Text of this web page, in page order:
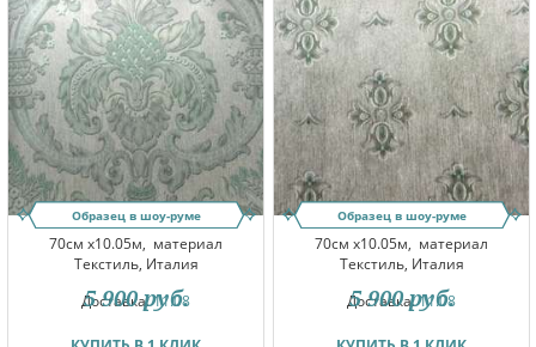
Образец в шоу-руме
70см x10.05м, материал
Текстиль, Италия
Доставка:11.08
5 900 руб.
Образец в шоу-руме
70см x10.05м, материал
Текстиль, Италия
Доставка:11.08
5 900 руб.